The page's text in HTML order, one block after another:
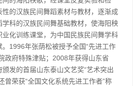
的汉族民间舞蹈素材与教材，逐渐成
学科的汉族民间舞基础教材，使海阳秧
化训练课堂，为中国民族民间舞学科
1996年张荫松被授予全国“先进工作
政府特殊津贴；2008年获得山东省
发的首届山东泰山文艺奖“艺术突出
曾荣获“全国文化系统先进工作者”称